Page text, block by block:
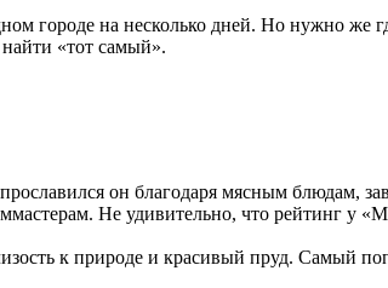
городе на несколько дней. Но нужно
«тот самый».
он благодаря мясным блюдам,
Не удивительно, что рейтинг у
к природе и красивый пруд. Самый